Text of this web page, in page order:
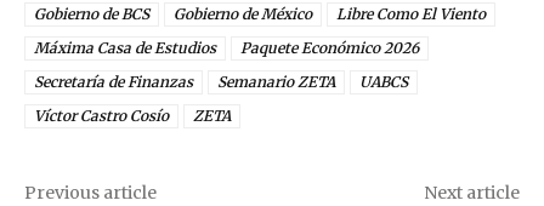
Gobierno de BCS
Gobierno de México
Libre Como El Viento
Máxima Casa de Estudios
Paquete Económico 2026
Secretaría de Finanzas
Semanario ZETA
UABCS
Víctor Castro Cosío
ZETA
Previous article Next article